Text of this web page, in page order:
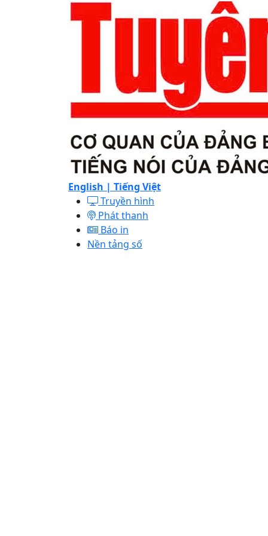
English | Tiếng Việt
Truyền hình
Phát thanh
Báo in
Nền tảng số